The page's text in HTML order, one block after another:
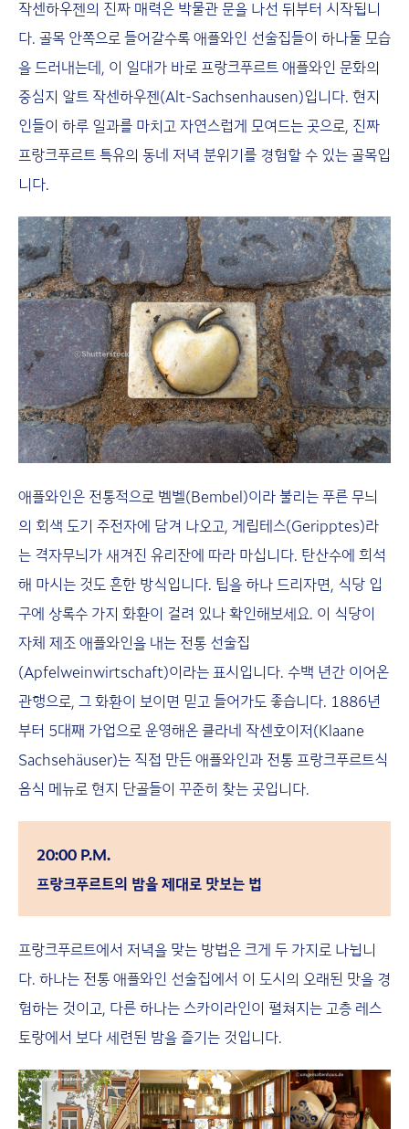
작센하우젠의 진짜 매력은 박물관 문을 나선 뒤부터 시작됩니
다. 골목 안쪽으로 들어갈수록 애플와인 선술집들이 하나둘 모습
을 드러내는데, 이 일대가 바로 프랑크푸르트 애플와인 문화의
중심지 알트 작센하우젠(Alt-Sachsenhausen)입니다. 현지
인들이 하루 일과를 마치고 자연스럽게 모여드는 곳으로, 진짜
프랑크푸르트 특유의 동네 저녁 분위기를 경험할 수 있는 골목입
니다.
애플와인은 전통적으로 벰벨(Bembel)이라 불리는 푸른 무늬
의 회색 도기 주전자에 담겨 나오고, 게립테스(Geripptes)라
는 격자무늬가 새겨진 유리잔에 따라 마십니다. 탄산수에 희석
해 마시는 것도 흔한 방식입니다. 팁을 하나 드리자면, 식당 입
구에 상록수 가지 화환이 걸려 있나 확인해보세요. 이 식당이
자체 제조 애플와인을 내는 전통 선술집
(Apfelweinwirtschaft)이라는 표시입니다. 수백 년간 이어온
관행으로, 그 화환이 보이면 믿고 들어가도 좋습니다. 1886년
부터 5대째 가업으로 운영해온 클라네 작센호이저(Klaane
Sachsehäuser)는 직접 만든 애플와인과 전통 프랑크푸르트식
음식 메뉴로 현지 단골들이 꾸준히 찾는 곳입니다.
20:00 P.M.
프랑크푸르트의 밤을 제대로 맛보는 법
프랑크푸르트에서 저녁을 맞는 방법은 크게 두 가지로 나뉩니
다. 하나는 전통 애플와인 선술집에서 이 도시의 오래된 맛을 경
험하는 것이고, 다른 하나는 스카이라인이 펼쳐지는 고층 레스
토랑에서 보다 세련된 밤을 즐기는 것입니다.